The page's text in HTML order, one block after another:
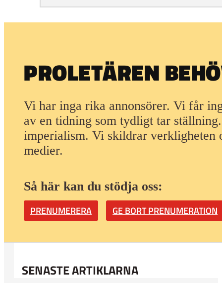
PROLETÄREN
Vi har inga rika annonsörer. Vi får
av en tidning som tydligt tar
imperialism. Vi skildrar verkligheten
medier.
Så här kan du stödja oss:
PRENUMERERA GE BORT PRENUMERATION
SENASTE ARTIKLARNA